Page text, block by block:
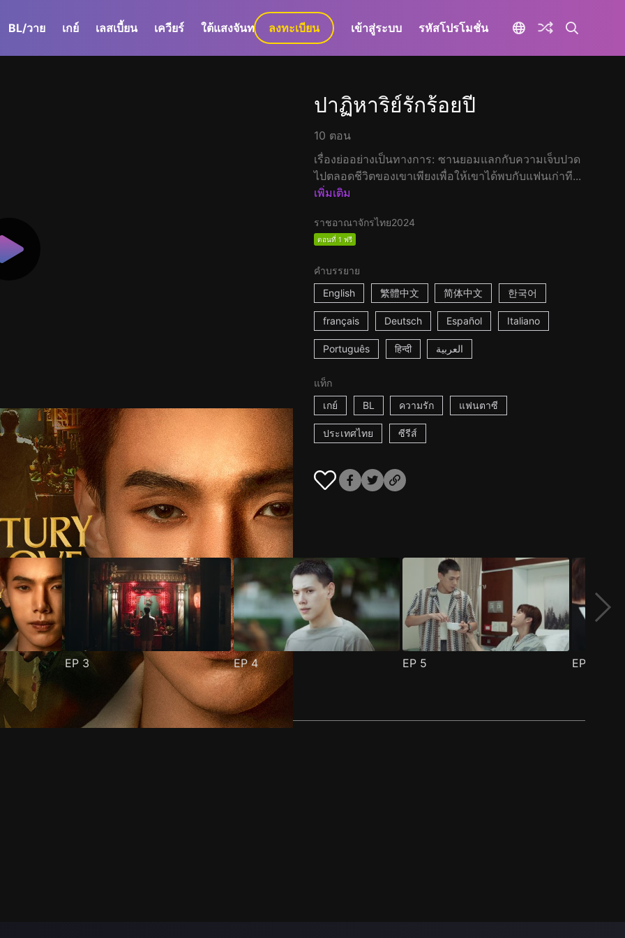
BL/วาย เกย์ เลสเบี้ยน เควียร์ ใต้แสงจันทร์ GaLa+
ลงทะเบียน เข้าสู่ระบบ รหัสโปรโมชั่น
ปาฏิหาริย์รักร้อยปี
10 ตอน
เรื่องย่ออย่างเป็นทางการ: ซานยอมแลกกับความเจ็บปวด
ไปตลอดชีวิตของเขาเพียงเพื่อให้เขาได้พบกับแฟนเก่าที...
เพิ่มเติม
ราชอาณาจักรไทย2024
ตอนที่ 1 ฟรี
คำบรรยาย
English
繁體中文 简体中文 한국어
français Deutsch Español Italiano
Português हिन्दी العربية
แท็ก
เกย์
BL ความรัก แฟนตาซี
ประเทศไทย ซีรีส์
EP 3 EP4 EP 5 EP